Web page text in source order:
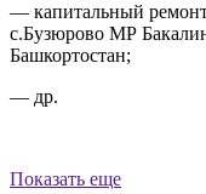
— капитальный
с.Бузюрово МР
Башкортостан;
— др.
Показать еще